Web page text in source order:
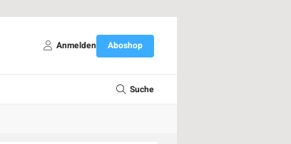
Anmelden Aboshop
Suche